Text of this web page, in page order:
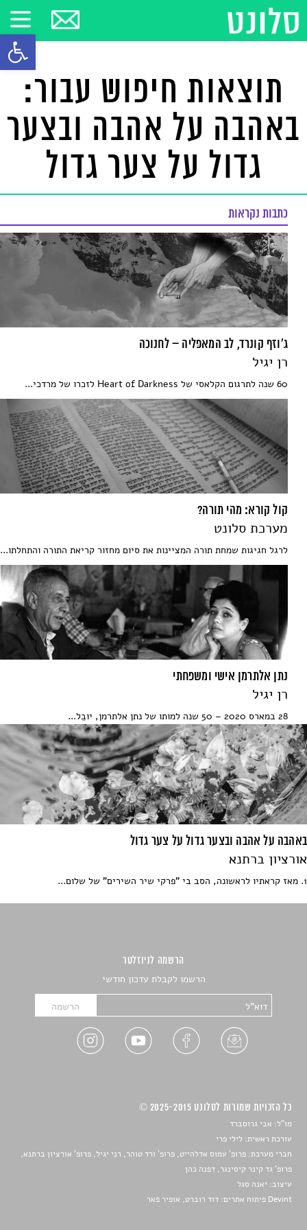
פתח
תוצאות חיפוש עבור:
באהבה על אהבה ובצער
גדול על צער גדול
כתבות נקראות
ג'וזף קונרד, לב המאפּליה – לחנוכה
רן יגיל
60 שנה לתרגום הקלאסי של Heart of Darkness לזכרו של מרדכי...
קול קורא: מהי תורה?
מערכת סלונט
לרגל חגיגות שמחת תורה המציינות את סיום מחזור קריאת התורה והתחלתו...
נתן אלתרמן אישי ומשפחתי
רן יגיל
28 במארס 2020 – 50 שנה למותו של נתן אלתרמן, יובֵל...
באהבה על אהבה ובצער גדול על צער גדול
אורציון ברתנא
1. מאז קראתיו לראשונה, הסב בי "פרקי שיר השירים" של שלום...
הרשמה לניוזלטר
הרשמו לקבלת עדכון חודשי
כל הזכויות שמורות לסלונט 2025-2015 ©
מו"ל: אבי גרוסברד
עורכת ראשית: לילי פרי
חברי מערכת: פרופ' עמוס אדלהייט, פרופ' ורד טוהר, רני יגיל, פרופ' אורציון ברתנא,
פרופ' גד קינר קיסינגר, דפנה כהן
עיצוב: יאנה סגל
Devint פיתוח אתרים: דוד רוברט, אופיר פאר